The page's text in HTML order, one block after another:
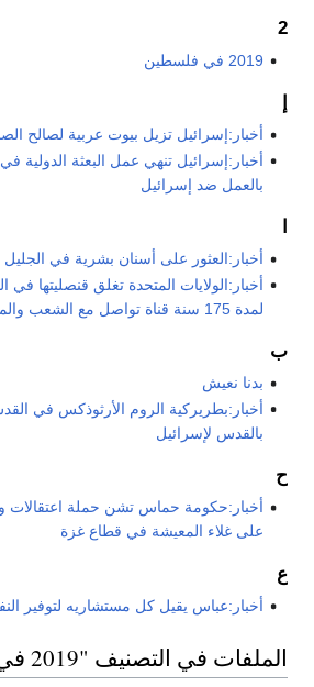
2
2019 في فلسطين
إ
أخبار:إسرائيل تزيل بيوت عربية لصالح
أخبار:إسرائيل تنهي عمل البعثة الدولية في
بالعمل ضد إسرائيل
أخبار:العثور على أسنان بشرية في الجليل ترجع
أخبار:الولايات المتحدة تغلق قنصليتها
لمدة 175 سنة قناة تواصل مع الشعب والمسئولين الفلسطينيين
ب
بدنا نعيش
أخبار:بطريركية الروم الأرثوذكس في
بالقدس لإسرائيل
ح
أخبار:حكومة حماس تشن حملة اعتقالات
على غلاء المعيشة في قطاع غزة
ع
أخبار:عباس يقيل كل مستشاريه لتوفير
الملفات في التصنيف "2019 في فلسطين"